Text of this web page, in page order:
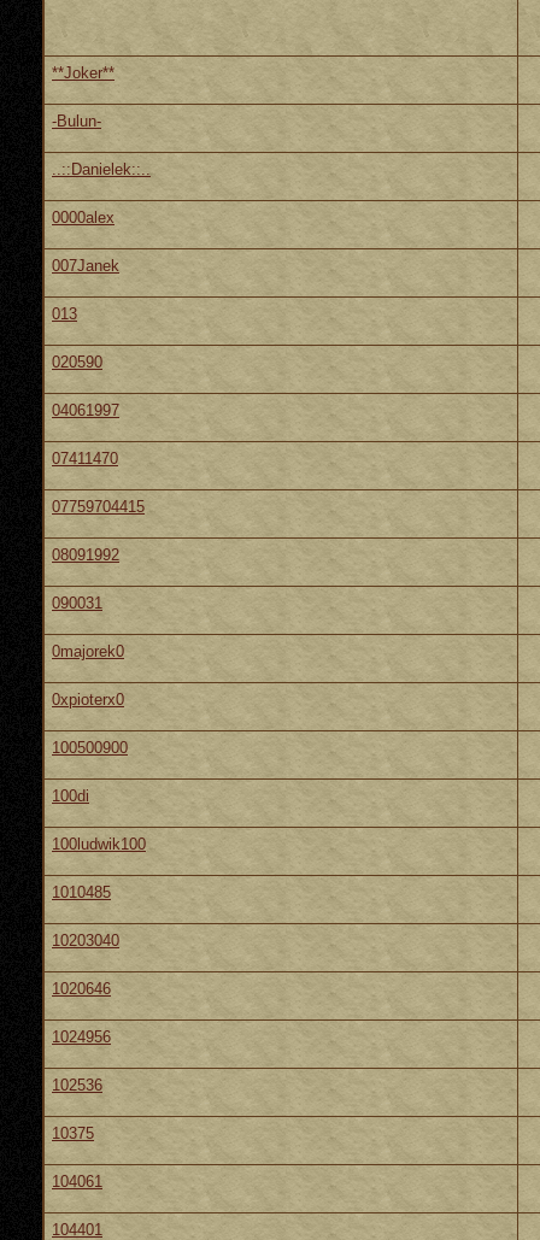
**Joker**
-Bulun-
..::Danielek::..
0000alex
007Janek
013
020590
04061997
07411470
07759704415
08091992
090031
0majorek0
0xpioterx0
100500900
100di
100ludwik100
1010485
10203040
1020646
1024956
102536
10375
104061
104401